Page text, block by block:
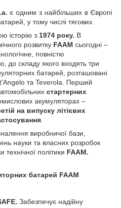
є одним з найбільших в Європі
у тому числі тягових.
історію з 1974 року. В
розвитку FAAM сьогодні –
повністю
до складу якого входять три
батарей, розташовані
та Teverola. Перший
стартерних
акумуляторах –
на випуску літієвих
виробничої бази,
науки та власних розробок
політики FAAM.
батарей FAAM
Забезпечує надійну